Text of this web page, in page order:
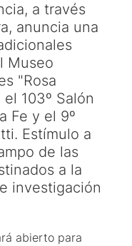
a través
anuncia una
Museo
"Rosa
103º Salón
Fe y el 9º
Estímulo a
de las
a la
investigación
abierto para